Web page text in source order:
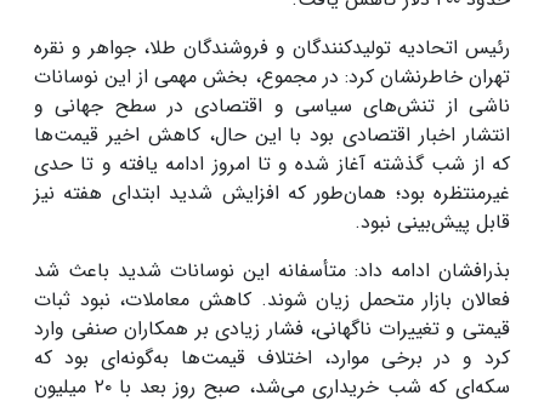
رئیس اتحادیه تولیدکنندگان و فروشندگان طلا، جواهر و نقره
تهران خاطرنشان کرد: در مجموع، بخش مهمی از این نوسانات
ناشی از تنش‌های سیاسی و اقتصادی در سطح جهانی و
انتشار اخبار اقتصادی بود با این حال، کاهش اخیر قیمت‌ها
که از شب گذشته آغاز شده و تا امروز ادامه یافته و تا حدی
غیرمنتظره بود؛ همان‌طور که افزایش شدید ابتدای هفته نیز
قابل پیش‌بینی نبود.
بذرافشان ادامه داد: متأسفانه این نوسانات شدید باعث شد
فعالان بازار متحمل زیان شوند. کاهش معاملات، نبود ثبات
قیمتی و تغییرات ناگهانی، فشار زیادی بر همکاران صنفی وارد
کرد و در برخی موارد، اختلاف قیمت‌ها به‌گونه‌ای بود که
سکه‌ای که شب خریداری می‌شد، صبح روز بعد با ۲۰ میلیون